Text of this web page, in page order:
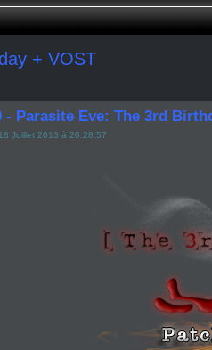
+ VOST
- Parasite Eve: The 3rd
Juillet 2013 à 20:28:57